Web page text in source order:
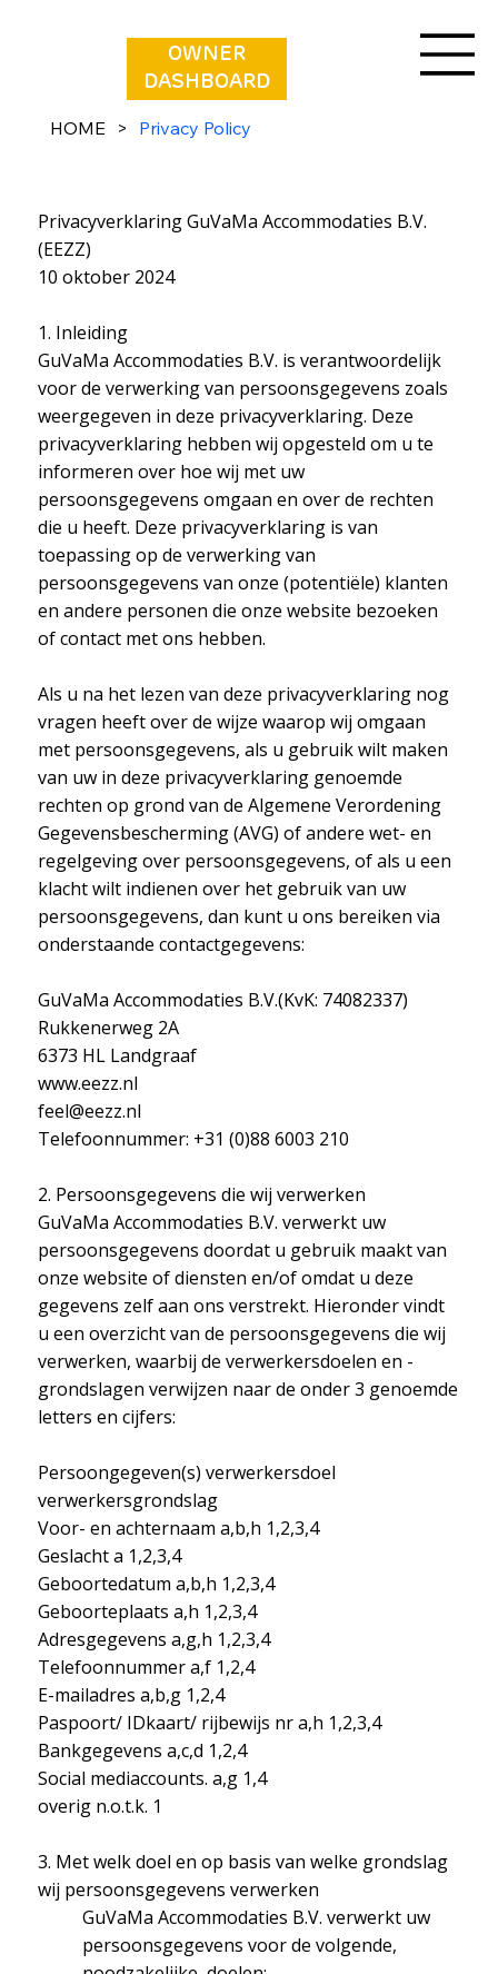
OWNER
DASHBOARD
HOME > Privacy Policy
Privacyverklaring GuVaMa Accommodaties B.V.
(EEZZ)
10 oktober 2024
1. Inleiding
GuVaMa Accommodaties B.V. is verantwoordelijk
voor de verwerking van persoonsgegevens zoals
weergegeven in deze privacyverklaring. Deze
privacyverklaring hebben wij opgesteld om u te
informeren over hoe wij met uw
persoonsgegevens omgaan en over de rechten
die u heeft. Deze privacyverklaring is van
toepassing op de verwerking van
persoonsgegevens van onze (potentiële) klanten
en andere personen die onze website bezoeken
of contact met ons hebben.
Als u na het lezen van deze privacyverklaring nog
vragen heeft over de wijze waarop wij omgaan
met persoonsgegevens, als u gebruik wilt maken
van uw in deze privacyverklaring genoemde
rechten op grond van de Algemene Verordening
Gegevensbescherming (AVG) of andere wet- en
regelgeving over persoonsgegevens, of als u een
klacht wilt indienen over het gebruik van uw
persoonsgegevens, dan kunt u ons bereiken via
onderstaande contactgegevens:
GuVaMa Accommodaties B.V.(KvK: 74082337)
Rukkenerweg 2A
6373 HL Landgraaf
www.eezz.nl
feel@eezz.nl
Telefoonnummer: +31 (0)88 6003 210
2. Persoonsgegevens die wij verwerken
GuVaMa Accommodaties B.V. verwerkt uw
persoonsgegevens doordat u gebruik maakt van
onze website of diensten en/of omdat u deze
gegevens zelf aan ons verstrekt. Hieronder vindt
u een overzicht van de persoonsgegevens die wij
verwerken, waarbij de verwerkersdoelen en -
grondslagen verwijzen naar de onder 3 genoemde
letters en cijfers:
Persoongegeven(s) verwerkersdoel
verwerkersgrondslag
Voor- en achternaam a,b,h 1,2,3,4
Geslacht a 1,2,3,4
Geboortedatum a,b,h 1,2,3,4
Geboorteplaats a,h 1,2,3,4
Adresgegevens a,g,h 1,2,3,4
Telefoonnummer a,f 1,2,4
E-mailadres a,b,g 1,2,4
Paspoort/ IDkaart/ rijbewijs nr a,h 1,2,3,4
Bankgegevens a,c,d 1,2,4
Social mediaccounts. a,g 1,4
overig n.o.t.k. 1
3. Met welk doel en op basis van welke grondslag
wij persoonsgegevens verwerken
GuVaMa Accommodaties B.V. verwerkt uw
persoonsgegevens voor de volgende,